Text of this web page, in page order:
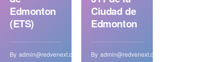
Edmonton
(ETS)
By admin@redvenext.com
Ciudad de
Edmonton
By admin@redvenext.com